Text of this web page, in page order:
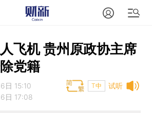
飞机 贵州原政协主席
党籍
试听
日 15:10
日 17:08
T中